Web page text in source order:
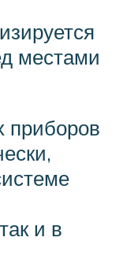
местами
приборов
и в